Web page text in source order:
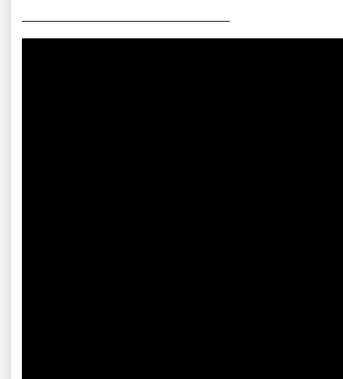
—————————————–